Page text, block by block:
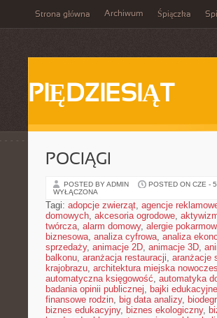
Strona główna Archiwum Śpiączka
PIĘDZIESIĄT
POCIĄGI
POSTED BY ADMIN POSTED ON CZE -
WYŁĄCZONA
Tagi: adopcje zwierząt, agencje
domowych, akcesoria ogrodowe,
twórcza, alarm domowy, alergie
biznesowa, analiza cyfrowa, analiza
sprzedaży, animacje 2D, animacje 3D,
balkonu, aranżacja restauracji, aranżacje
krajobrazu, architektura miejska
automatyczna księgowość, automatyka
badania opinii publicznej, bajki edukacyjne
finansowe rodzin, big data analizy,
biznes edukacyjny, biznes ekologiczny,